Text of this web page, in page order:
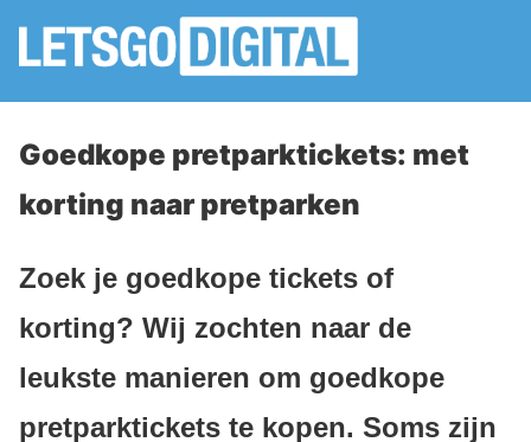
Goedkope pretparktickets: met
korting naar pretparken
Zoek je goedkope tickets of
korting? Wij zochten naar de
leukste manieren om goedkope
pretparktickets te kopen. Soms zijn